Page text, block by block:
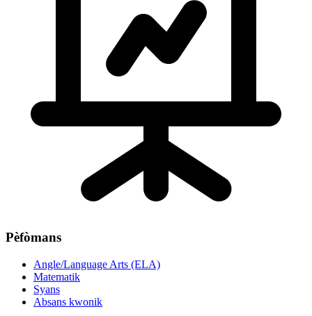
Pèfòmans
Angle/Language Arts (ELA)
Matematik
Syans
Absans kwonik